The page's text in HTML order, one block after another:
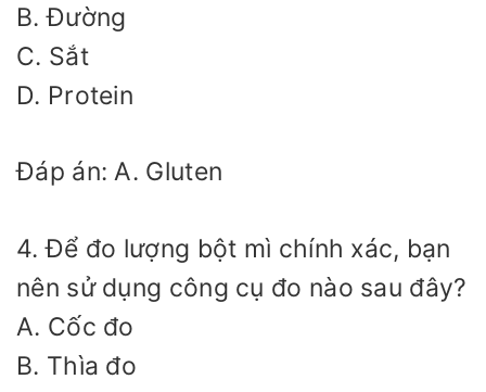
B. Đường
C. Sắt
D. Protein
Đáp án: A. Gluten
4. Để đo lượng bột mì chính xác, bạn
nên sử dụng công cụ đo nào sau đây?
A. Cốc đo
B. Thìa đo